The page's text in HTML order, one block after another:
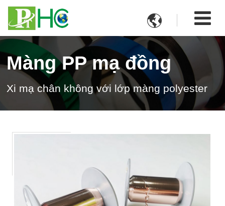

Màng PP mạ đồng
Xi mạ chân không với lớp màng polyester